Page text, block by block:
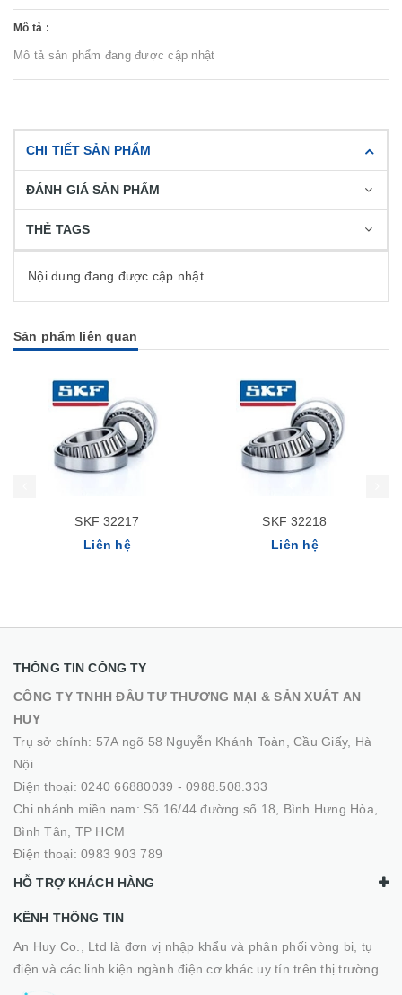
Mô tả :
Mô tả sản phẩm đang được cập nhật
CHI TIẾT SẢN PHẨM
ĐÁNH GIÁ SẢN PHẨM
THẺ TAGS
Nội dung đang được cập nhật...
Sản phẩm liên quan
SKF 32217
Liên hệ
SKF 32218
Liên hệ
THÔNG TIN CÔNG TY
CÔNG TY TNHH ĐẦU TƯ THƯƠNG MẠI & SẢN XUẤT AN
HUY
Trụ sở chính: 57A ngõ 58 Nguyễn Khánh Toàn, Cầu Giấy, Hà
Nội
Điện thoại: 0240 66880039 - 0988.508.333
Chi nhánh miền nam: Số 16/44 đường số 18, Bình Hưng Hòa,
Bình Tân, TP HCM
Điện thoại: 0983 903 789
HỖ TRỢ KHÁCH HÀNG
KÊNH THÔNG TIN
An Huy Co., Ltd là đơn vị nhập khẩu và phân phối vòng bi, tụ
điện và các linh kiện ngành điện cơ khác uy tín trên thị trường.